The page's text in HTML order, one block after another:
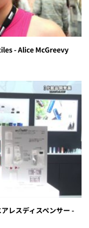
- Alice McGreevy
レスディスペンサー -